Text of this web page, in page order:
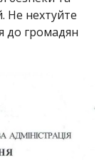
Не нехтуйте
до громадян